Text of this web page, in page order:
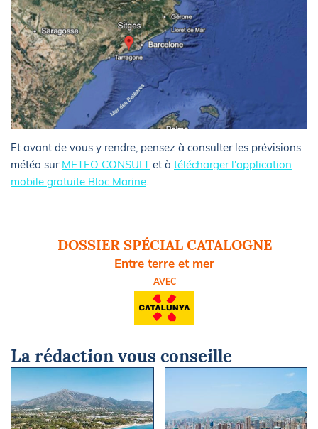
Et avant de vous y rendre, pensez à consulter les prévisions
météo sur METEO CONSULT et à télécharger l'application
mobile gratuite Bloc Marine.
DOSSIER SPÉCIAL CATALOGNE
Entre terre et mer
AVEC
La rédaction vous conseille